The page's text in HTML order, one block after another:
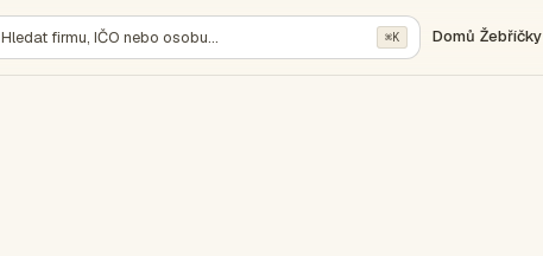
Hledat firmu, IČO nebo osobu… ⌘K Domů Žebříčky